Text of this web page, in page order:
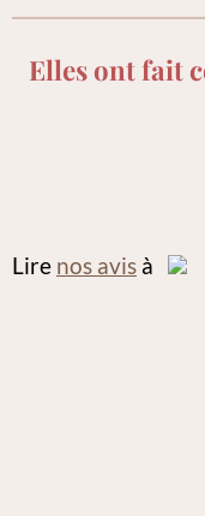
Elles ont fait
Lire nos avis à